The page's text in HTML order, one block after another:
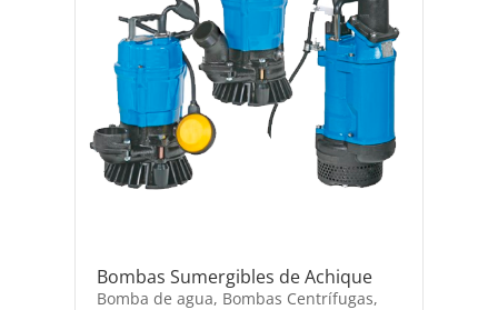
Bombas Sumergibles de Achique
Bomba de agua, Bombas Centrífugas,